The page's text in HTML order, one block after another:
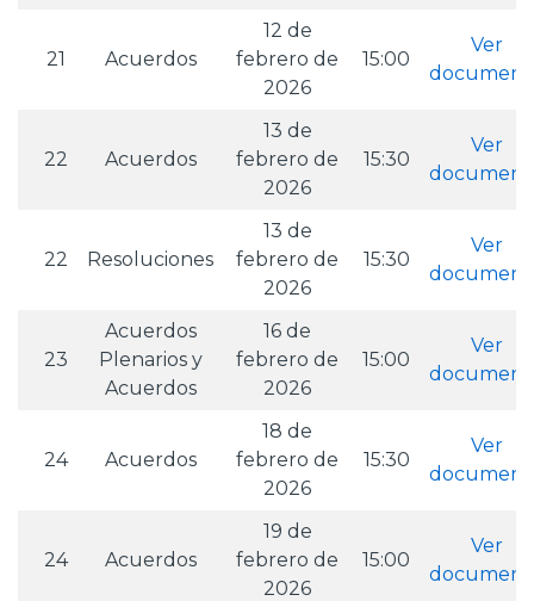
21 Acuerdos
12 de
febrero de
2026
15:00
Ver
22 Acuerdos
13 de
febrero de
2026
15:30
Ver
22 Resoluciones
13 de
febrero de
2026
15:30
Ver
23
Acuerdos
Plenarios y
Acuerdos
16 de
febrero de
2026
15:00
Ver
24 Acuerdos
18 de
febrero de
2026
15:30
Ver
24 Acuerdos
19 de
febrero de
2026
15:00
Ver